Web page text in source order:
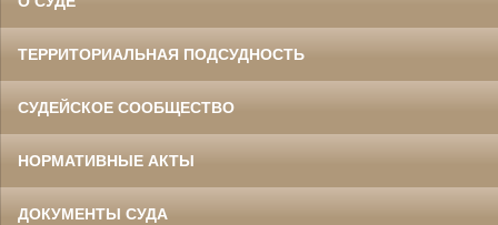
ТЕРРИТОРИАЛЬНАЯ ПОДСУДНОСТЬ
СУДЕЙСКОЕ СООБЩЕСТВО
НОРМАТИВНЫЕ АКТЫ
ДОКУМЕНТЫ СУДА